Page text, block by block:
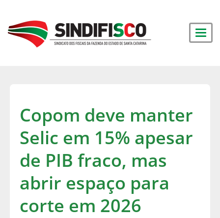
Copom deve manter
Selic em 15% apesar
de PIB fraco, mas
abrir espaço para
corte em 2026